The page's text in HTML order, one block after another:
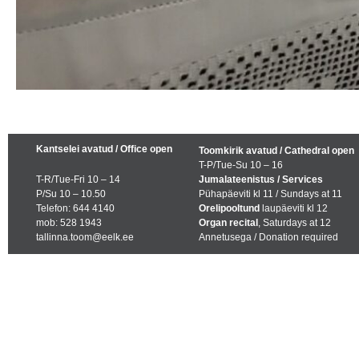
Kantselei avatud / Office open
T-R/Tue-Fri 10 – 14
P/Su 10 – 10.50
Telefon: 644 4140
mob: 528 1943
tallinna.toom@eelk.ee
Toomkirik avatud / Cathedral open
T-P/Tue-Su 10 – 16
Jumalateenistus / Services
Pühapäeviti kl 11 / Sundays at 11
Orelipooltund laupäeviti kl 12
Organ recital , Saturdays at 12
Annetusega / Donation required